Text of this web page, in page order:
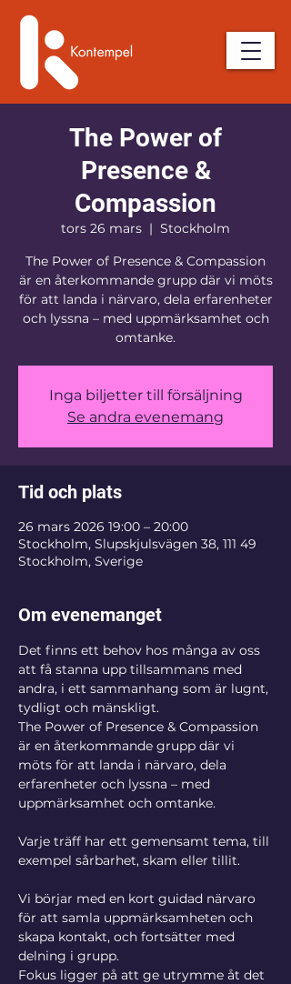
The Power of
Presence &
Compassion
tors 26 mars
  |
Stockholm
The Power of Presence & Compassion
är en återkommande grupp där vi möts
för att landa i närvaro, dela erfarenheter
och lyssna – med uppmärksamhet och
Inga biljetter till försäljning
Se andra evenemang
Tid och plats
26 mars 2026 19:00 – 20:00
Stockholm, Slupskjulsvägen 38, 111 49
Stockholm, Sverige
Om evenemanget
Det finns ett behov hos många av oss
att få stanna upp tillsammans med
andra, i ett sammanhang som är lugnt,
tydligt och mänskligt.
The Power of Presence & Compassion
är en återkommande grupp där vi
möts för att landa i närvaro, dela
erfarenheter och lyssna – med
uppmärksamhet och omtanke.
Varje träff har ett gemensamt tema, till
exempel sårbarhet, skam eller tillit.
Vi börjar med en kort guidad närvaro
för att samla uppmärksamheten och
skapa kontakt, och fortsätter med
delning i grupp.
Fokus ligger på att ge utrymme åt det